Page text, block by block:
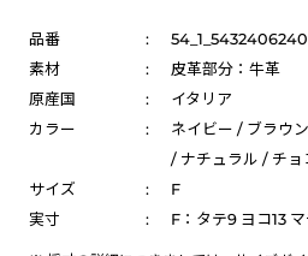
品番 :
54_1_5432406240
素材
:
皮革部分：牛革
原産国
:
イタリア
カラー
:
ネイビー / ブラウ
/ ナチュラル / チョ
サイズ
:
F
実寸
: F：タテ9 ヨコ13 マ